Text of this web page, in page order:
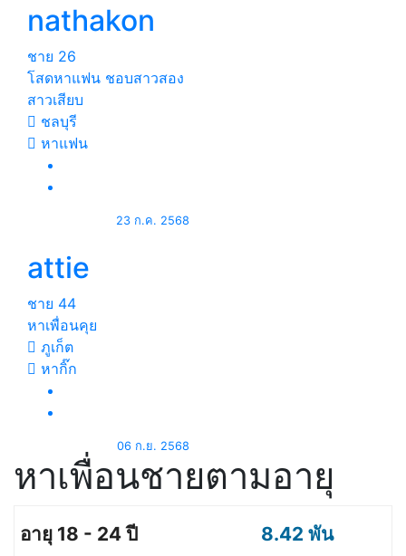
nathakon
ชาย 26
โสดหาแฟน ชอบสาวสอง
สาวเสียบ
ชลบุรี
หาแฟน
23 ก.ค. 2568
attie
ชาย 44
หาเพื่อนคุย
ภูเก็ต
หากิ๊ก
06 ก.ย. 2568
หาเพื่อนชายตามอายุ
8.42 พัน